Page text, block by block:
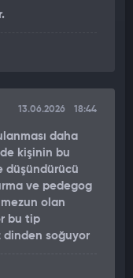
görevli hakkında
devam ettiği
de benzer şiddet
soruşturma
hem mevcut
titizlikle
elde edilecek
işlemlerin
13.06.2026 18:44
daha
kişinin bu
düşündürücü
ve pedegog
olan
bu tip
dinden soğuyor